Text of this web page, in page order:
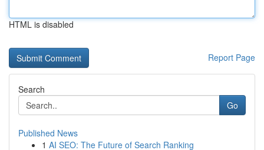
HTML is disabled
Report Page
Search
Go
Published News
1 AI SEO: The Future of Search Ranking